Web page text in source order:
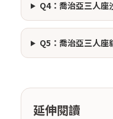
Q4：喬治亞三人座
Q5：喬治亞三人座
延伸閱讀